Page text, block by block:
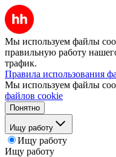
Мы используем файлы
правильную работу
трафик.
Правила использования
Мы используем файлы
файлов cookie
Понятно
Ищу работу
Ищу работу
Ищу работу